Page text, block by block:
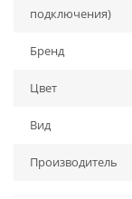
подключения)
Бренд
Цвет
Вид
Производитель